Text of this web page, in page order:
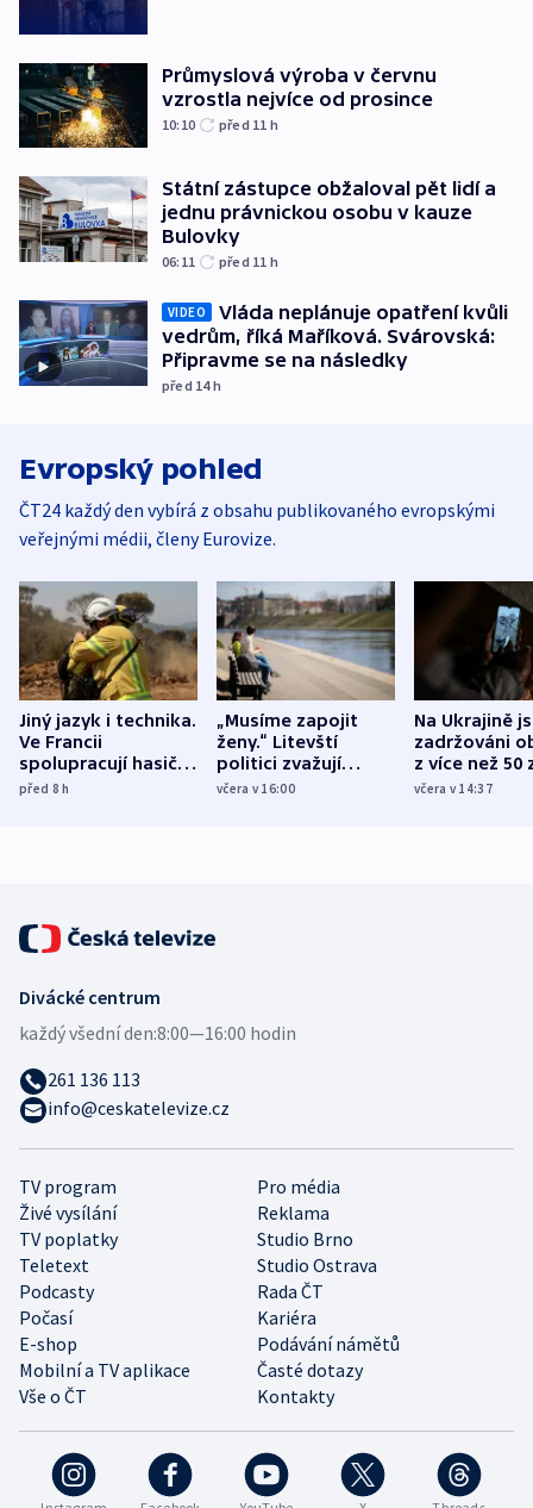
Průmyslová výroba v červnu
vzrostla nejvíce od prosince
10:10 před 11 h
Státní zástupce obžaloval pět lidí a
jednu právnickou osobu v kauze
Bulovky
06:11 před 11 h
VIDEO
Vláda neplánuje opatření kvůli
vedrům, říká Maříková. Svárovská:
Připravme se na následky
před 14h
Evropský pohled
ČT24 každý den vybírá z obsahu publikovaného evropskými
veřejnými médii, členy Eurovize.
Jiný jazyk i technika.
Ve Francii
spolupracují hasiči z
různých zemí
před 8h
„Musíme zapojit
ženy.“ Litevští
politici zvažují
dohodu o
včera v 16:00
Na Ukrajině
zadržováni
z více než 50
Bojovali na
včera v 14:37
TV program
Pro média
Živé vysílání
Reklama
TV poplatky
Studio Brno
Teletext
Studio Ostrava
Podcasty
Rada ČT
Počasí
Kariéra
E-shop
Podávání námětů
Mobilní a TV aplikace
Časté dotazy
Vše o ČT
Kontakty
Divácké centrum
každý všední den:8:00—16:00 hodin
261 136 113
info@ceskatelevize.cz